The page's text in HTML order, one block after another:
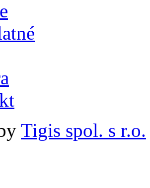
Tigis spol. s r.o.